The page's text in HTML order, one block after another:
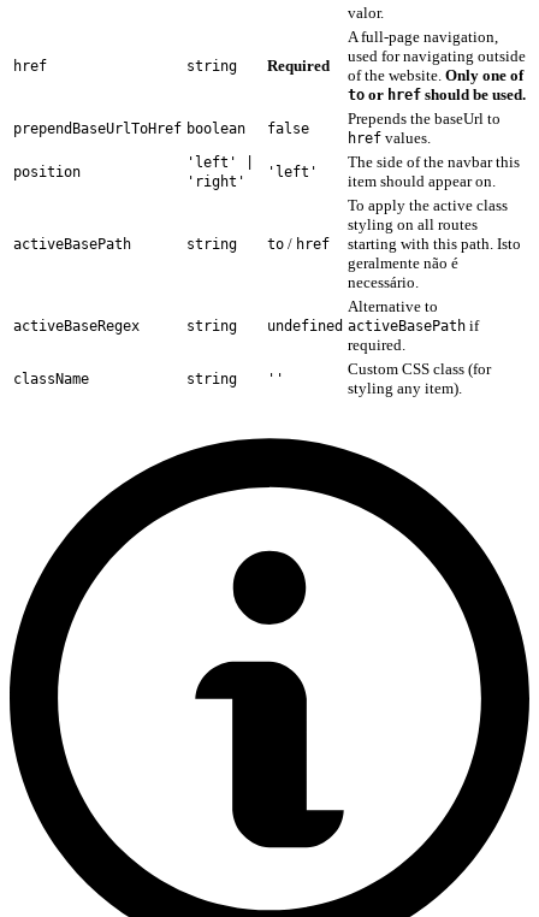
valor.
href string Required
A full-page navigation,
used for navigating outside
of the website. Only one of
to or href should be used.
prependBaseUrlToHref boolean false
Prepends the baseUrl to
href values.
position
'left' |
'right'
'left'
The side of the navbar this
item should appear on.
activeBasePath string to / href
To apply the active class
styling on all routes
starting with this path. Isto
geralmente não é
necessário.
activeBaseRegex string undefined
Alternative to
activeBasePath if
required.
className string ''
Custom CSS class (for
styling any item).